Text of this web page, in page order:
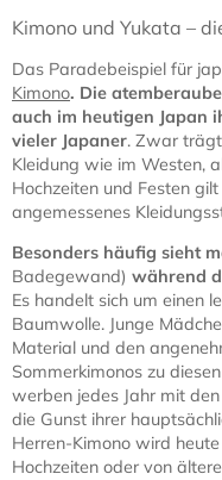
Kimono und Yukata –
Das Paradebeispiel für
Kimono. Die
auch im heutigen Japan
vieler Japaner. Zwar
Kleidung wie im Westen,
Hochzeiten und Festen
angemessenes
Besonders häufig sieht
Badegewand) während
Es handelt sich um einen
Baumwolle. Junge
Material und den
Sommerkimonos zu
werben jedes Jahr mit
die Gunst ihrer
Herren-Kimono wird
Hochzeiten oder von